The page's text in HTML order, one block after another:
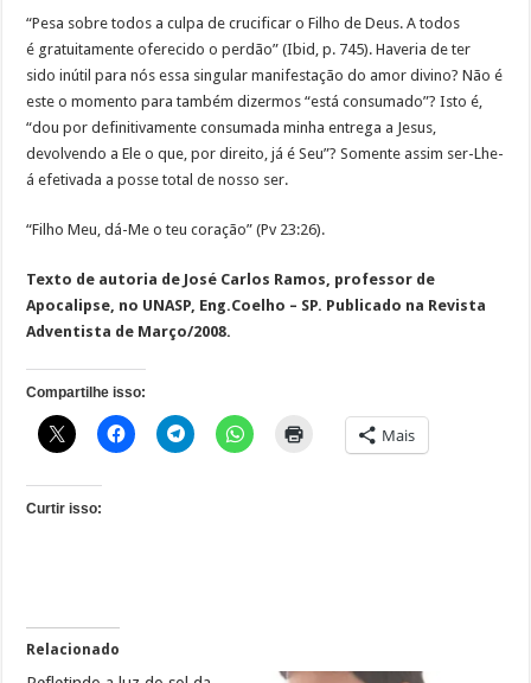
“Pesa sobre todos a culpa de crucificar o Filho de Deus. A todos
é gratuitamente oferecido o perdão” (Ibid, p. 745). Haveria de ter
sido inútil para nós essa singular manifestação do amor divino? Não é
este o momento para também dizermos “está consumado”? Isto é,
“dou por definitivamente consumada minha entrega a Jesus,
devolvendo a Ele o que, por direito, já é Seu”? Somente assim ser-Lhe-
á efetivada a posse total de nosso ser.
“Filho Meu, dá-Me o teu coração” (Pv 23:26).
Texto de autoria de José Carlos Ramos, professor de
Apocalipse, no UNASP, Eng.Coelho – SP. Publicado na Revista
Adventista de Março/2008.
Compartilhe isso:
Mais
Curtir isso:
Relacionado